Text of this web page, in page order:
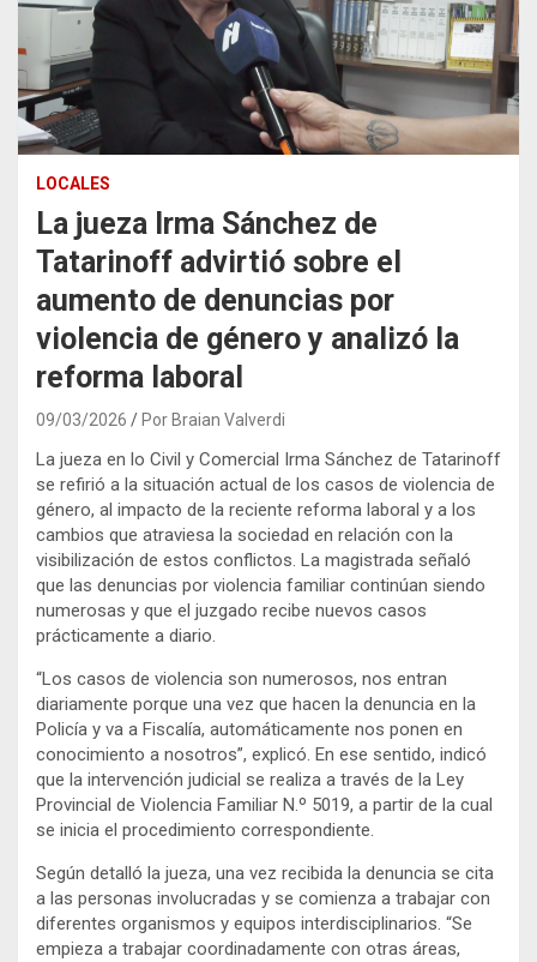
LOCALES
La jueza Irma Sánchez de
Tatarinoff advirtió sobre el
aumento de denuncias por
violencia de género y analizó la
reforma laboral
09/03/2026 Por Braian Valverdi
La jueza en lo Civil y Comercial Irma Sánchez de Tatarinoff
se refirió a la situación actual de los casos de violencia de
género, al impacto de la reciente reforma laboral y a los
cambios que atraviesa la sociedad en relación con la
visibilización de estos conflictos. La magistrada señaló
que las denuncias por violencia familiar continúan siendo
numerosas y que el juzgado recibe nuevos casos
prácticamente a diario.
“Los casos de violencia son numerosos, nos entran
diariamente porque una vez que hacen la denuncia en la
Policía y va a Fiscalía, automáticamente nos ponen en
conocimiento a nosotros”, explicó. En ese sentido, indicó
que la intervención judicial se realiza a través de la Ley
Provincial de Violencia Familiar N.º 5019, a partir de la cual
se inicia el procedimiento correspondiente.
Según detalló la jueza, una vez recibida la denuncia se cita
a las personas involucradas y se comienza a trabajar con
diferentes organismos y equipos interdisciplinarios. “Se
empieza a trabajar coordinadamente con otras áreas,